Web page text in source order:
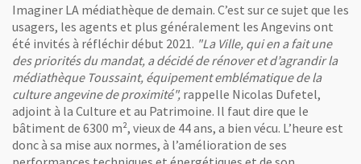
, Ouvre une nouvelle fenêtre
La médiathèque Toussaint rénovée, vue depuis l'extérieur.(Tetrarc
Vue agrandie de l'image
Imaginer LA médiathèque de demain. C’est sur ce sujet que les
usagers, les agents et plus généralement les Angevins ont
été invités à réfléchir début 2021. "La Ville, qui en a fait une
des priorités du mandat, a décidé de rénover et d’agrandir la
médiathèque Toussaint, équipement emblématique de la
culture angevine de proximité", rappelle Nicolas Dufetel,
adjoint à la Culture et au Patrimoine. Il faut dire que le
bâtiment de 6300 m², vieux de 44 ans, a bien vécu. L’heure est
donc à sa mise aux normes, à l’amélioration de ses